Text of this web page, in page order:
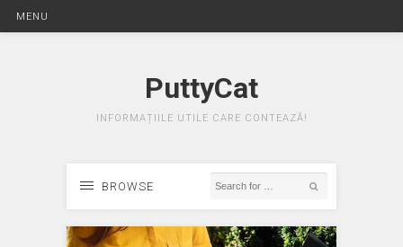
MENU
PuttyCat
INFORMAȚIILE UTILE CARE CONTEAZĂ!
BROWSE